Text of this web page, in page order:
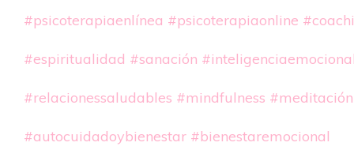
#psicoterapiaenlínea #psicoterapiaonline
#espiritualidad #sanación
#relacionessaludables #mindfulness #meditación
#autocuidadoybienestar #bienestaremocional